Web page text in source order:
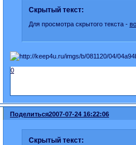
Скрытый текст:
Для просмотра скрытого текста -
0
Поделиться2007-07-24 16:22:06
Скрытый текст: